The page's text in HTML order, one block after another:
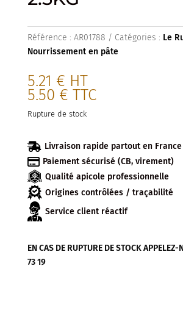
Référence : AR01788 Catégories : Le
Nourrissement en pâte
5.21 € HT
5.50 € TTC
Rupture de stock
 Livraison rapide partout en France
 Paiement sécurisé (CB, virement)
Qualité apicole professionnelle
Origines contrôlées / traçabilité
Service client réactif
EN CAS DE RUPTURE DE STOCK
73 19